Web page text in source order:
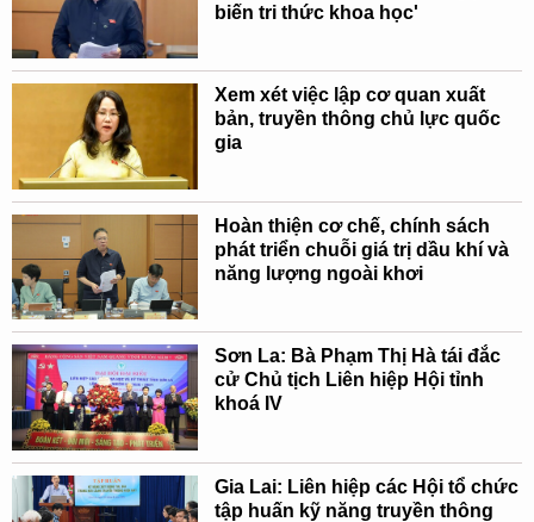
biến tri thức khoa học'
Xem xét việc lập cơ quan xuất
bản, truyền thông chủ lực quốc
gia
Hoàn thiện cơ chế, chính sách
phát triển chuỗi giá trị dầu khí và
năng lượng ngoài khơi
Sơn La: Bà Phạm Thị Hà tái đắc
cử Chủ tịch Liên hiệp Hội tỉnh
khoá IV
Gia Lai: Liên hiệp các Hội tổ chức
tập huấn kỹ năng truyền thông